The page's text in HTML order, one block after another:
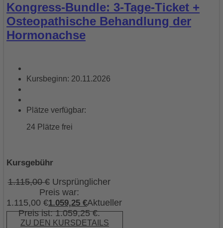
Kongress-Bundle: 3-Tage-Ticket +
Osteopathische Behandlung der
Hormonachse
Kursbeginn: 20.11.2026
Plätze verfügbar:
24 Plätze frei
Kursgebühr
1.115,00€ Ursprünglicher
Preis war:
1.115,00 €1.059,25 €Aktueller
Preis ist: 1.059,25 €.
ZU DEN KURSDETAILS